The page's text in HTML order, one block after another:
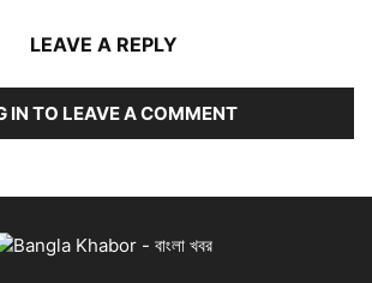
LEAVE A REPLY
IN TO LEAVE A COMMENT